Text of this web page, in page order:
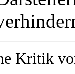
Kritik